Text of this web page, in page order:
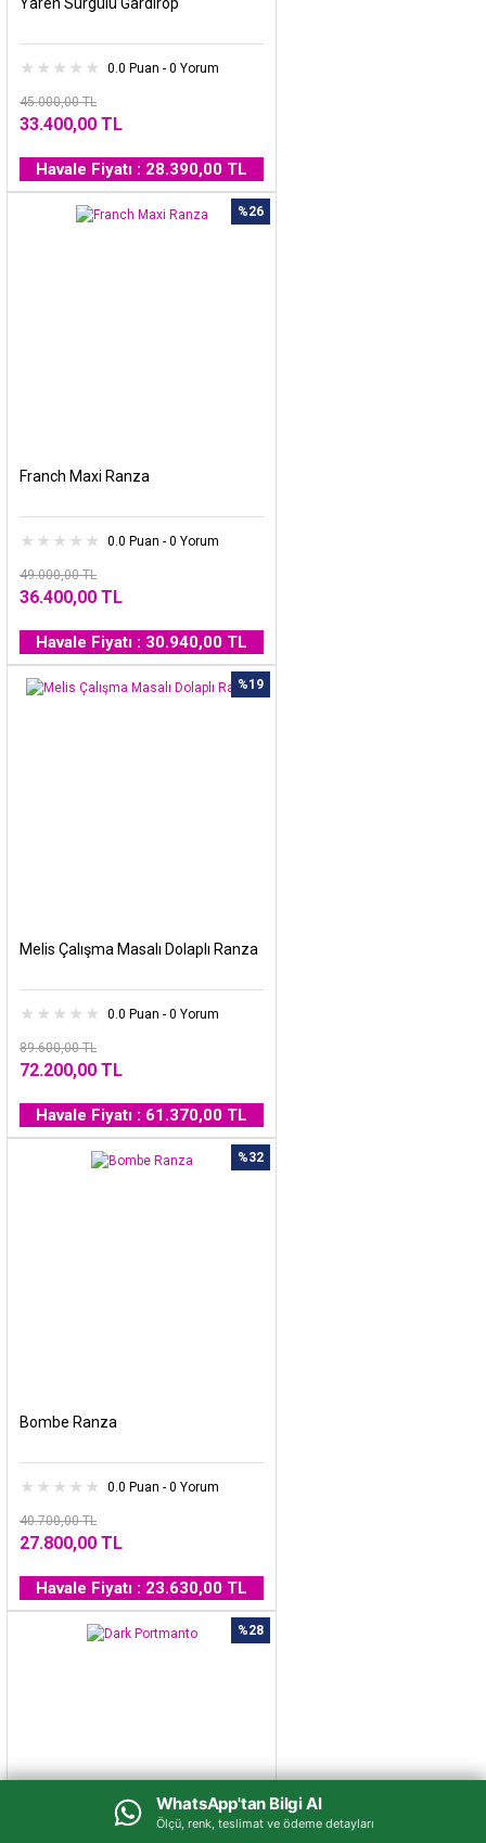
WhatsApp'tan Bilgi Al
Ölçü, renk, teslimat ve ödeme detayları
0.0 Puan - 0 Yorum
45.000,00 TL
33.400,00 TL
Havale Fiyatı : 28.390,00 TL
%26
Franch Maxi Ranza
0.0 Puan - 0 Yorum
49.000,00 TL
36.400,00 TL
Havale Fiyatı : 30.940,00 TL
%19
Melis Çalışma Masalı Dolaplı Ranza
0.0 Puan - 0 Yorum
89.600,00 TL
72.200,00 TL
Havale Fiyatı : 61.370,00 TL
%32
Bombe Ranza
0.0 Puan - 0 Yorum
40.700,00 TL
27.800,00 TL
Havale Fiyatı : 23.630,00 TL
%28
WhatsApp'tan Bilgi Al
Ölçü, renk, teslimat ve ödeme detayları